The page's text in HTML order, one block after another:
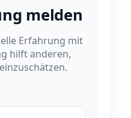
melden
Erfahrung mit
hilft anderen,